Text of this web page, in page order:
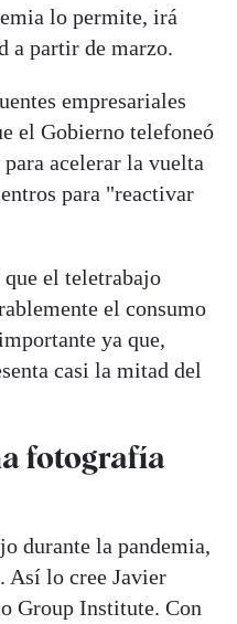
lo permite, irá
a partir de marzo.
empresariales
el Gobierno telefoneó
acelerar la vuelta
para "reactivar
el teletrabajo
el consumo
ya que,
casi la mitad del
fotografía
durante la pandemia,
Así lo cree Javier
Group Institute. Con